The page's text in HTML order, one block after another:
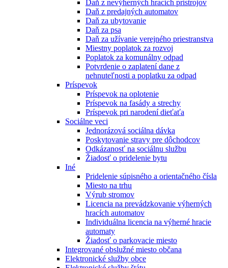
Daň z nevýherných hracích prístrojov
Daň z predajných automatov
Daň za ubytovanie
Daň za psa
Daň za užívanie verejného priestranstva
Miestny poplatok za rozvoj
Poplatok za komunálny odpad
Potvrdenie o zaplatení dane z
nehnuteľnosti a poplatku za odpad
Príspevok
Príspevok na oplotenie
Príspevok na fasády a strechy
Príspevok pri narodení dieťaťa
Sociálne veci
Jednorázová sociálna dávka
Poskytovanie stravy pre dôchodcov
Odkázanosť na sociálnu službu
Žiadosť o pridelenie bytu
Iné
Pridelenie súpisného a orientačného čísla
Miesto na trhu
Výrub stromov
Licencia na prevádzkovanie výherných
hracích automatov
Individuálna licencia na výherné hracie
automaty
Žiadosť o parkovacie miesto
Integrované obslužné miesto občana
Elektronické služby obce